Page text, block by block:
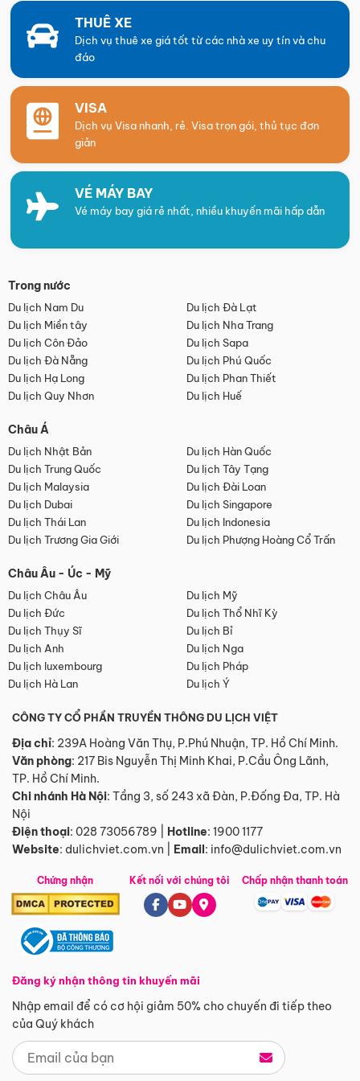
THUÊ XE
Dịch vụ thuê xe giá tốt từ các nhà xe uy tín và chu
đáo
VISA
Dịch vụ Visa nhanh, rẻ. Visa trọn gói, thủ tục đơn
giản
VÉ MÁY BAY
Vé máy bay giá rẻ nhất, nhiều khuyến mãi hấp dẫn
Trong nước
Du lịch Nam Du
Du lịch Đà Lạt
Du lịch Miền tây
Du lịch Nha Trang
Du lịch Côn Đảo
Du lịch Sapa
Du lịch Đà Nẵng
Du lịch Phú Quốc
Du lịch Hạ Long
Du lịch Phan Thiết
Du lịch Quy Nhơn
Du lịch Huế
Châu Á
Du lịch Nhật Bản
Du lịch Hàn Quốc
Du lịch Trung Quốc
Du lịch Tây Tạng
Du lịch Malaysia
Du lịch Đài Loan
Du lịch Dubai
Du lịch Singapore
Du lịch Thái Lan
Du lịch Indonesia
Du lịch Trương Gia Giới
Du lịch Phượng Hoàng Cổ Trấn
Châu Âu - Úc - Mỹ
Du lịch Châu Âu
Du lịch Mỹ
Du lịch Đức
Du lịch Thổ Nhĩ Kỳ
Du lịch Thụy Sĩ
Du lịch Bỉ
Du lịch Anh
Du lịch Nga
Du lịch luxembourg
Du lịch Pháp
Du lịch Hà Lan
Du lịch Ý
CÔNG TY CỔ PHẦN TRUYỀN THÔNG DU LỊCH VIỆT
Địa chỉ: 239A Hoàng Văn Thụ, P.Phú Nhuận, TP. Hồ Chí Minh.
Văn phòng: 217 Bis Nguyễn Thị Minh Khai, P.Cầu Ông Lãnh,
TP. Hồ Chí Minh.
Chi nhánh Hà Nội: Tầng 3, số 243 xã Đàn, P.Đống Đa, TP. Hà
Nội
Điện thoại: 028 73056789 Hotline: 1900 1177
Website: dulichviet.com.vn Email: info@dulichviet.com.vn
Chứng nhận
Đăng ký nhận thông tin khuyến mãi
Nhập email để có cơ hội giảm 50% cho chuyến đi tiếp theo
của Quý khách
Kết nối với chúng tôi Chấp nhận thanh toán